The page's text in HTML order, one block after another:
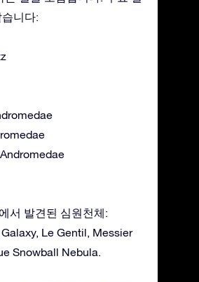
니다:
서 발견된 심원천체:
Le Gentil, Messier
Snowball Nebula.